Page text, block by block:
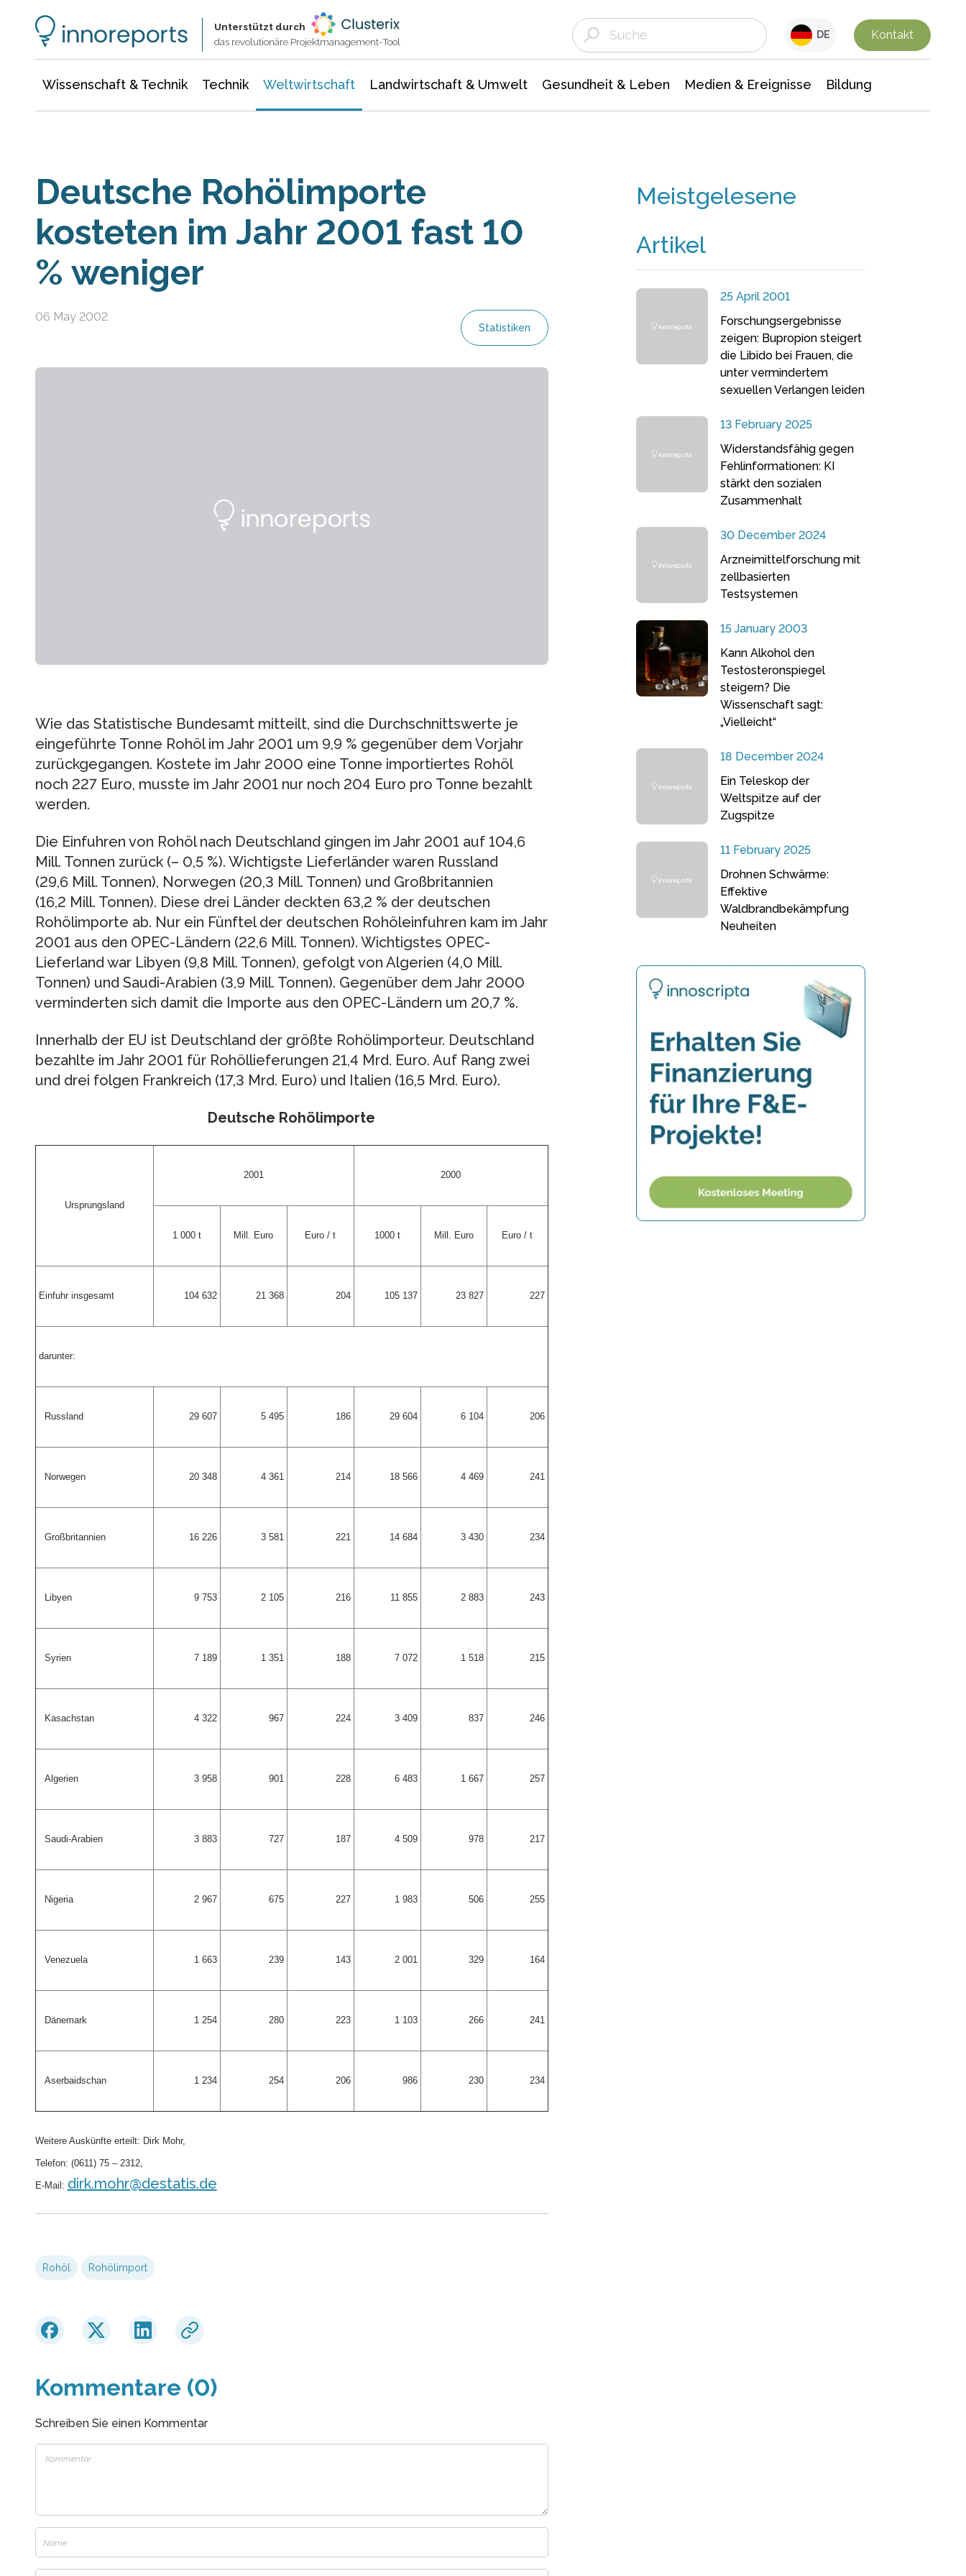
Unterstützt durch
das revolutionäre Projektmanagement-Tool
DE Kontakt
Wissenschaft & Technik Technik Weltwirtschaft Landwirtschaft & Umwelt Gesundheit & Leben Medien & Ereignisse Bildung
Deutsche Rohölimporte
kosteten im Jahr 2001 fast 10
% weniger
06 May 2002
Statistiken
Wie das Statistische Bundesamt mitteilt, sind die Durchschnittswerte je
eingeführte Tonne Rohöl im Jahr 2001 um 9,9 % gegenüber dem Vorjahr
zurückgegangen. Kostete im Jahr 2000 eine Tonne importiertes Rohöl
noch 227 Euro, musste im Jahr 2001 nur noch 204 Euro pro Tonne bezahlt
werden.
Die Einfuhren von Rohöl nach Deutschland gingen im Jahr 2001 auf 104,6
Mill. Tonnen zurück (– 0,5 %). Wichtigste Lieferländer waren Russland
(29,6 Mill. Tonnen), Norwegen (20,3 Mill. Tonnen) und Großbritannien
(16,2 Mill. Tonnen). Diese drei Länder deckten 63,2 % der deutschen
Rohölimporte ab. Nur ein Fünftel der deutschen Rohöleinfuhren kam im Jahr
2001 aus den OPEC-Ländern (22,6 Mill. Tonnen). Wichtigstes OPEC-
Lieferland war Libyen (9,8 Mill. Tonnen), gefolgt von Algerien (4,0 Mill.
Tonnen) und Saudi-Arabien (3,9 Mill. Tonnen). Gegenüber dem Jahr 2000
verminderten sich damit die Importe aus den OPEC-Ländern um 20,7 %.
Innerhalb der EU ist Deutschland der größte Rohölimporteur. Deutschland
bezahlte im Jahr 2001 für Rohöllieferungen 21,4 Mrd. Euro. Auf Rang zwei
und drei folgen Frankreich (17,3 Mrd. Euro) und Italien (16,5 Mrd. Euro).
Deutsche Rohölimporte
Ursprungsland
2001 2000
1 000 t Mill. Euro Euro / t 1000 t Mill. Euro Euro / t
Einfuhr insgesamt 104 632 21 368 204 105 137 23 827 227
darunter:
Russland 29 607 5 495 186 29 604 6 104 206
Norwegen 20 348 4 361 214 18 566 4 469 241
Großbritannien 16 226 3 581 221 14 684 3 430 234
Libyen 9 753 2 105 216 11 855 2 883 243
Syrien 7 189 1 351 188 7 072 1 518 215
Kasachstan 4 322 967 224 3 409 837 246
Algerien 3 958 901 228 6 483 1 667 257
Saudi-Arabien 3 883 727 187 4 509 978 217
Nigeria 2 967 675 227 1 983 506 255
Venezuela 1 663 239 143 2 001 329 164
Dänemark 1 254 280 223 1 103 266 241
Aserbaidschan 1 234 254 206 986 230 234
Weitere Auskünfte erteilt: Dirk Mohr,
Telefon: (0611) 75 – 2312,
E-Mail: dirk.mohr@destatis.de
Rohöl Rohölimport
Kommentare (0)
Schreiben Sie einen Kommentar
Meistgelesene
Artikel
25 April 2001
Forschungsergebnisse
zeigen: Bupropion steigert
die Libido bei Frauen, die
unter vermindertem
sexuellen Verlangen leiden
13 February 2025
Widerstandsfähig gegen
Fehlinformationen: KI
stärkt den sozialen
Zusammenhalt
30 December 2024
Arzneimittelforschung mit
zellbasierten
Testsystemen
15 January 2003
Kann Alkohol den
Testosteronspiegel
steigern? Die
Wissenschaft sagt:
„Vielleicht“
18 December 2024
Ein Teleskop der
Weltspitze auf der
Zugspitze
11 February 2025
Drohnen Schwärme:
Effektive
Waldbrandbekämpfung
Neuheiten